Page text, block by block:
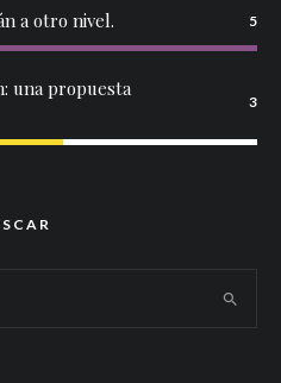
a otro nivel. 5
una propuesta
3